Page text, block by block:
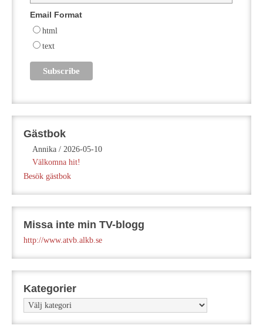
Email Format
html
text
Gästbok
Annika / 2026-05-10
Välkomna hit!
Besök gästbok
Missa inte min TV-blogg
http://www.atvb.alkb.se
Kategorier
Kategorier